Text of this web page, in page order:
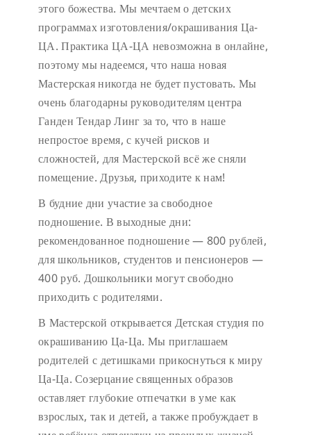
этого божества. Мы мечтаем о детских
программах изготовления/окрашивания Ца-
ЦА. Практика ЦА-ЦА невозможна в онлайне,
поэтому мы надеемся, что наша новая
Мастерская никогда не будет пустовать. Мы
очень благодарны руководителям центра
Ганден Тендар Линг за то, что в наше
непростое время, с кучей рисков и
сложностей, для Мастерской всё же сняли
помещение. Друзья, приходите к нам!
В будние дни участие за свободное
подношение. В выходные дни:
рекомендованное подношение — 800 рублей,
для школьников, студентов и пенсионеров —
400 руб. Дошкольники могут свободно
приходить с родителями.
В Мастерской открывается Детская студия по
окрашиванию Ца-Ца. Мы приглашаем
родителей с детишками прикоснуться к миру
Ца-Ца. Созерцание священных образов
оставляет глубокие отпечатки в уме как
взрослых, так и детей, а также пробуждает в